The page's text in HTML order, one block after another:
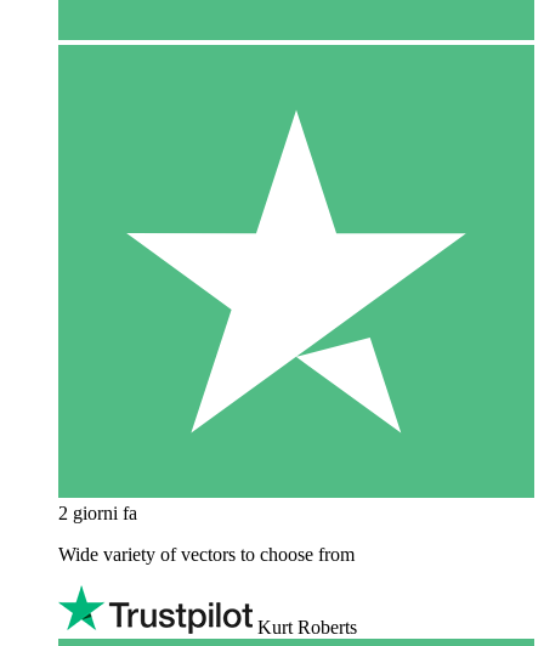
2 giorni fa
Wide variety of vectors to choose from
Kurt Roberts